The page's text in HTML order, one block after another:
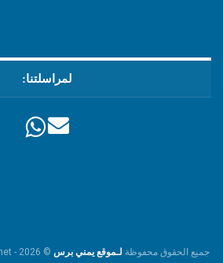
لمراسلتنا:
جميع الحقوق محفوظة لـموقع يمني برس © https://www.yemenipress.net - 2026